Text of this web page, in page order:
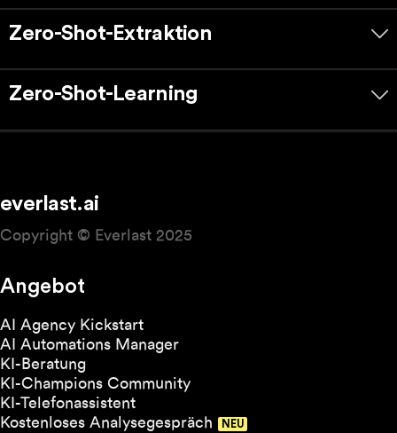
Zero-Shot-Extraktion
Zero-Shot-Learning
everlast.ai
Copyright © Everlast 2025
Angebot
AI Agency Kickstart
AI Automations Manager
KI-Beratung
KI-Champions Community
KI-Telefonassistent
Kostenloses Analysegespräch